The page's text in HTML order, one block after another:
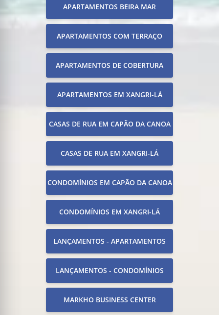
APARTAMENTOS BEIRA MAR
APARTAMENTOS COM TERRAÇO
APARTAMENTOS DE COBERTURA
APARTAMENTOS EM XANGRI-LÁ
CASAS DE RUA EM CAPÃO DA CANOA
CASAS DE RUA EM XANGRI-LÁ
CONDOMÍNIOS EM CAPÃO DA CANOA
CONDOMÍNIOS EM XANGRI-LÁ
LANÇAMENTOS - APARTAMENTOS
LANÇAMENTOS - CONDOMÍNIOS
MARKHO BUSINESS CENTER